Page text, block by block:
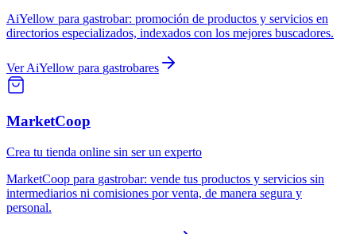
AiYellow para gastrobar: promoción de productos y servicios en
directorios especializados, indexados con los mejores buscadores.
VerAiYellow para gastrobares
MarketCoop
Crea tu tienda online sin ser un experto
MarketCoop para gastrobar: vende tus productos y servicios sin
intermediarios ni comisiones por venta, de manera segura y
personal.